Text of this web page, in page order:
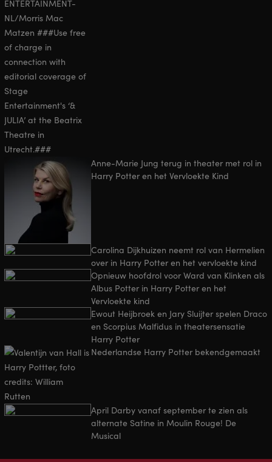
Anne-Marie Jung terug in theater met rol in
Harry Potter en het Vervloekte Kind
Carolina Dijkhuizen neemt rol van Hermelien
over in Harry Potter en het vervloekte kind
Opnieuw hoofdrol voor Ward van Klinken als
Albus Potter in Harry Potter en het
Vervloekte kind
Ewout Heijbroek en Jary Sluijter spelen Draco
en Scorpius Malfidus in theatersensatie
Harry Potter
Nederlandse Harry Potter bekendgemaakt
April Darby vanaf september te zien als
alternate Satine in Moulin Rouge! De
Musical